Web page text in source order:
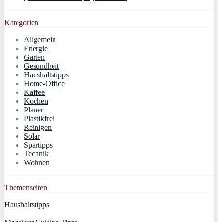
Kategorien
Allgemein
Energie
Garten
Gesundheit
Haushaltstipps
Home-Office
Kaffee
Kochen
Planer
Plastikfrei
Reinigen
Solar
Spartipps
Technik
Wohnen
Themenseiten
Haushaltstipps